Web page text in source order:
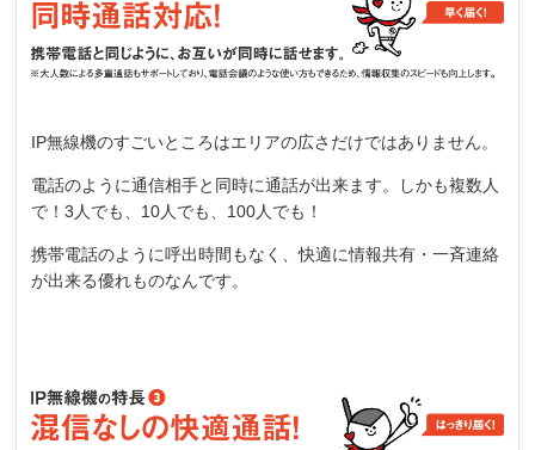
IP無線機のすごいところはエリアの広さだけではありません。
電話のように通信相手と同時に通話が出来ます。しかも複数人
で！3人でも、10人でも、100人でも！
携帯電話のように呼出時間もなく、快適に情報共有・一斉連絡
が出来る優れものなんです。